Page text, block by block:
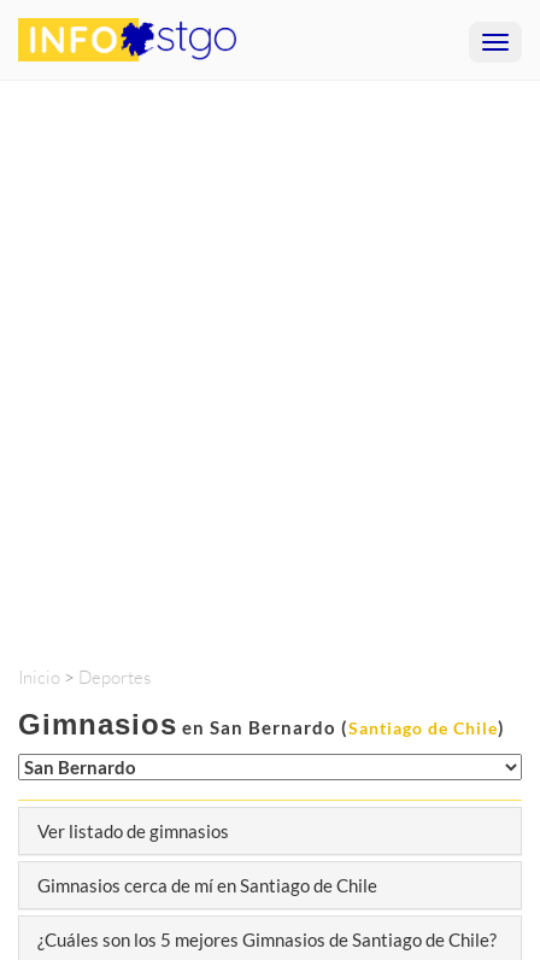
Inicio > Deportes
Gimnasios en San Bernardo (Santiago de Chile)
Ver listado de gimnasios
Gimnasios cerca de mí en Santiago de Chile
¿Cuáles son los 5 mejores Gimnasios de Santiago de Chile?